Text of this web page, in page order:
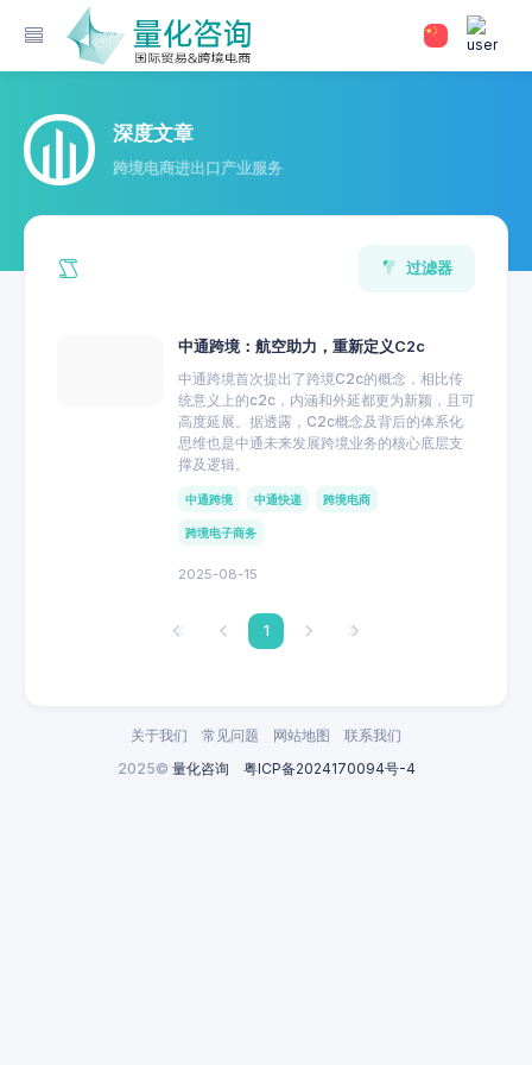
深度文章
跨境电商进出口产业服务
过滤器
中通跨境：航空助力，重新定义C2c
中通跨境首次提出了跨境C2c的概念，相比传
统意义上的c2c，内涵和外延都更为新颖，且可
高度延展。据透露，C2c概念及背后的体系化
思维也是中通未来发展跨境业务的核心底层支
撑及逻辑。
中通跨境 中通快递 跨境电商
跨境电子商务
2025-08-15
1
2025© 量化咨询 粤ICP备2024170094号-4
关于我们 常见问题 网站地图 联系我们